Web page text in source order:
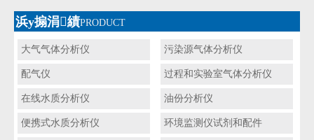
浜у搧涓績PRODUCT
大气气体分析仪 污染源气体分析仪
配气仪 过程和实验室气体分析仪
在线水质分析仪 油份分析仪
便携式水质分析仪 环境监测仪试剂和配件